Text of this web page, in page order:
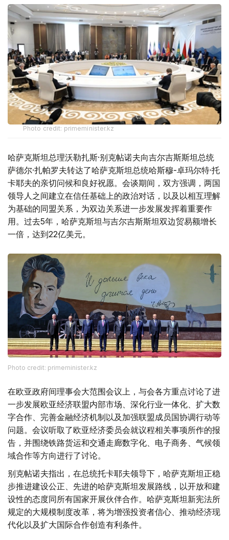
Photo credit: primeminister.kz
哈萨克斯坦总理沃勒扎斯·别克帖诺夫向吉尔吉斯斯坦总统
萨德尔·扎帕罗夫转达了哈萨克斯坦总统哈斯穆-卓玛尔特·托
卡耶夫的亲切问候和良好祝愿。会谈期间，双方强调，两国
领导人之间建立在信任基础上的政治对话，以及以相互理解
为基础的同盟关系，为双边关系进一步发展发挥着重要作
用。过去5年，哈萨克斯坦与吉尔吉斯斯坦双边贸易额增长
一倍，达到22亿美元。
Photo credit: primeminister.kz
在欧亚政府间理事会大范围会议上，与会各方重点讨论了进
一步发展欧亚经济联盟内部市场、深化行业一体化、扩大数
字合作、完善金融经济机制以及加强联盟成员国协调行动等
问题。会议听取了欧亚经济委员会就议程相关事项所作的报
告，并围绕铁路货运和交通走廊数字化、电子商务、气候领
域合作等方向进行了讨论。
别克帖诺夫指出，在总统托卡耶夫领导下，哈萨克斯坦正稳
步推进建设公正、先进的哈萨克斯坦发展路线，以开放和建
设性的态度同所有国家开展伙伴合作。哈萨克斯坦新宪法所
规定的大规模制度改革，将为增强投资者信心、推动经济现
代化以及扩大国际合作创造有利条件。